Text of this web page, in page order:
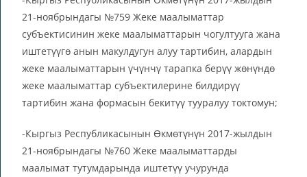
21-ноябрындагы №759 Жеке маалыматтар
субъектисинин жеке маалыматтарын чогултууга жана
иштетүүгө анын макулдугун алуу тартибин, алардын
жеке маалыматтарын үчүнчү тарапка берүү жөнүндө
жеке маалыматтар субъектилерине билдирүү
тартибин жана формасын бекитүү тууралуу токтомун;
-Кыргыз Республикасынын Өкмөтүнүн 2017-жылдын
21-ноябрындагы №760 Жеке маалыматтарды
маалымат тутумдарында иштетүү учурунда